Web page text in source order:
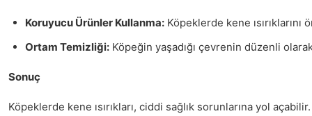
Koruyucu Ürünler Kullanma: Köpeklerde kene
Ortam Temizliği: Köpeğin yaşadığı çevrenin düzenli
Sonuç
Köpeklerde kene ısırıkları, ciddi sağlık sorunlarına yol